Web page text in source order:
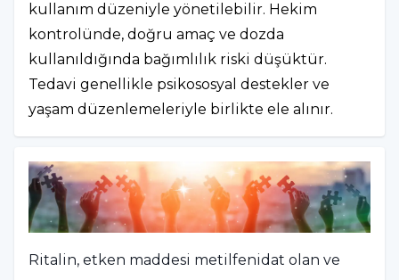
kullanım düzeniyle yönetilebilir. Hekim
kontrolünde, doğru amaç ve dozda
kullanıldığında bağımlılık riski düşüktür.
Tedavi genellikle psikososyal destekler ve
yaşam düzenlemeleriyle birlikte ele alınır.
Ritalin, etken maddesi metilfenidat olan ve